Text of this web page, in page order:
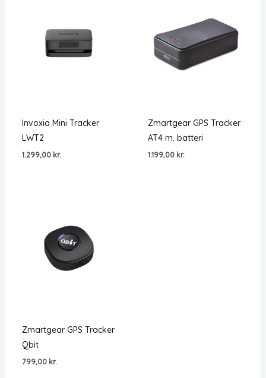
Invoxia Mini Tracker
LWT2
1.299,00 kr.
Zmartgear GPS Tracker
AT4 m. batteri
1.199,00 kr.
Zmartgear GPS Tracker
Qbit
799,00 kr.